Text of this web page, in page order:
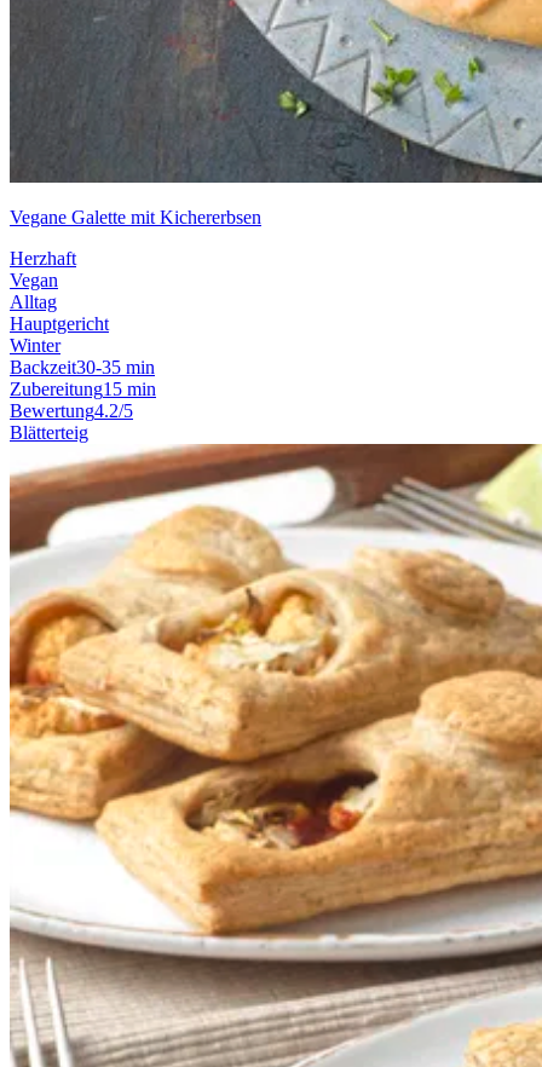
Vegane Galette mit Kichererbsen
Herzhaft
Vegan
Alltag
Hauptgericht
Winter
Backzeit30-35 min
Zubereitung15 min
Bewertung4.2/5
Blätterteig